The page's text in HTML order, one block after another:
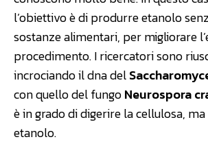
l’obiettivo è di produrre etanolo
sostanze alimentari, per migliorare
procedimento. I ricercatori sono
incrociando il dna del
con quello del fungoNeurospora
è in grado di digerire la cellulosa,
etanolo.